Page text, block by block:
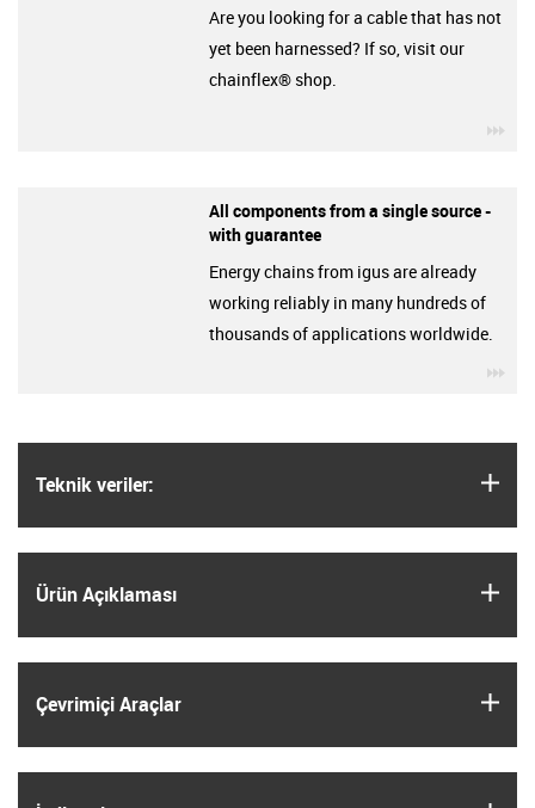
Teknik veriler:
Ürün Açıklaması
Çevrimiçi Araçlar
Are you looking for a cable that has not
yet been harnessed? If so, visit our
chainflex® shop.
All components from a single source -
with guarantee
Energy chains from igus are already
working reliably in many hundreds of
thousands of applications worldwide.